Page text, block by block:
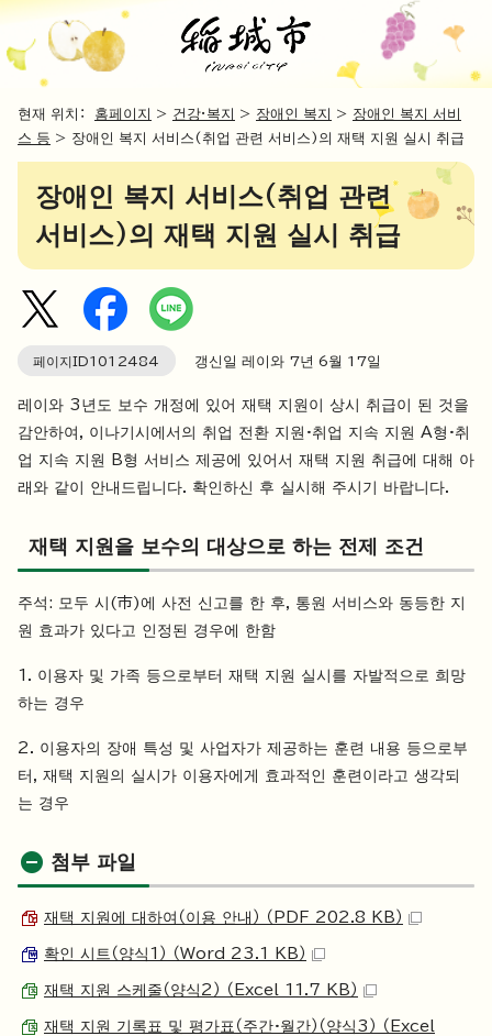
현재 위치： 홈페이지 > 건강·복지 > 장애인 복지 > 장애인 복지 서비
스 등 > 장애인 복지 서비스(취업 관련 서비스)의 재택 지원 실시 취급
장애인 복지 서비스(취업 관련
서비스)의 재택 지원 실시 취급
페이지ID1012484 갱신일 레이와 7년 6월 17일
레이와 3년도 보수 개정에 있어 재택 지원이 상시 취급이 된 것을
감안하여, 이나기시에서의 취업 전환 지원·취업 지속 지원 A형·취
업 지속 지원 B형 서비스 제공에 있어서 재택 지원 취급에 대해 아
래와 같이 안내드립니다. 확인하신 후 실시해 주시기 바랍니다.
재택 지원을 보수의 대상으로 하는 전제 조건
주석: 모두 시(市)에 사전 신고를 한 후, 통원 서비스와 동등한 지
원 효과가 있다고 인정된 경우에 한함
1. 이용자 및 가족 등으로부터 재택 지원 실시를 자발적으로 희망
하는 경우
2. 이용자의 장애 특성 및 사업자가 제공하는 훈련 내용 등으로부
터, 재택 지원의 실시가 이용자에게 효과적인 훈련이라고 생각되
는 경우
첨부 파일
재택 지원에 대하여（이용 안내） （PDF 202.8 KB）
확인 시트（양식1） （Word 23.1 KB）
재택 지원 스케줄（양식2） （Excel 11.7 KB）
재택 지원 기록표 및 평가표（주간·월간）（양식3） （Excel